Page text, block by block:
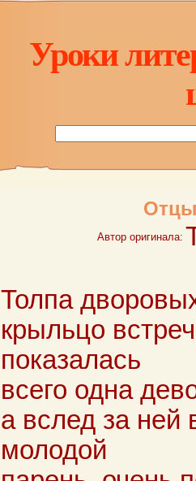
Уроки
Отцы
Автор оригинала:
Толпа
крыльцо
показалась
всего одна
а вслед за
молодой